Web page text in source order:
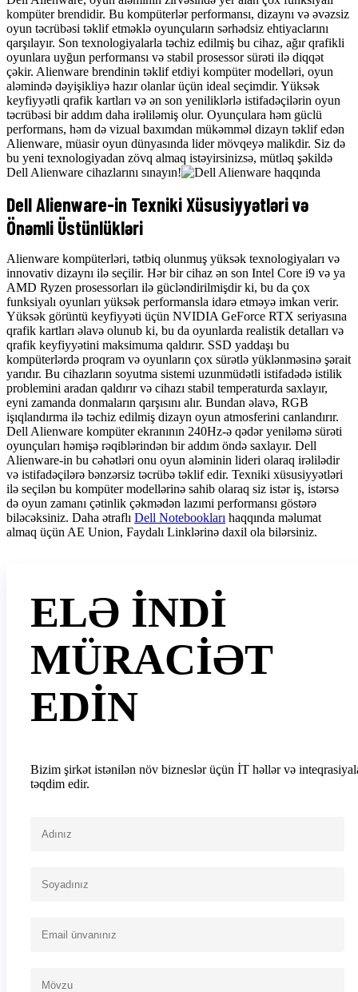
kompüter brendidir. Bu kompüterlər performansı, dizaynı və əvəzsiz
oyun təcrübəsi təklif etməklə oyunçuların sərhədsiz ehtiyaclarını
qarşılayır. Son texnologiyalarla təchiz edilmiş bu cihaz, ağır qrafikli
oyunlara uyğun performansı və stabil prosessor sürəti ilə diqqət
çəkir. Alienware brendinin təklif etdiyi kompüter modelləri, oyun
aləmində dəyişikliyə hazır olanlar üçün ideal seçimdir. Yüksək
keyfiyyətli qrafik kartları və ən son yeniliklərlə istifadəçilərin oyun
təcrübəsi bir addım daha irəliləmiş olur. Oyunçulara həm güclü
performans, həm də vizual baxımdan mükəmməl dizayn təklif edən
Alienware, müasir oyun dünyasında lider mövqeyə malikdir. Siz də
bu yeni texnologiyadan zövq almaq istəyirsinizsə, mütləq şəkildə
Dell Alienware cihazlarını sınayın!
Dell Alienware-in Texniki Xüsusiyyətləri və
Önəmli Üstünlükləri
Alienware kompüterləri, tətbiq olunmuş yüksək texnologiyaları və
innovativ dizaynı ilə seçilir. Hər bir cihaz ən son Intel Core i9 və ya
AMD Ryzen prosessorları ilə gücləndirilmişdir ki, bu da çox
funksiyalı oyunları yüksək performansla idarə etməyə imkan verir.
Yüksək görüntü keyfiyyəti üçün NVIDIA GeForce RTX seriyasına
qrafik kartları əlavə olunub ki, bu da oyunlarda realistik detalları və
qrafik keyfiyyətini maksimuma qaldırır. SSD yaddaşı bu
kompüterlərdə proqram və oyunların çox sürətlə yüklənməsinə şərait
yarıdır. Bu cihazların soyutma sistemi uzunmüdətli istifadədə istilik
problemini aradan qaldırır və cihazı stabil temperaturda saxlayır,
eyni zamanda donmaların qarşısını alır. Bundan əlavə, RGB
işıqlandırma ilə təchiz edilmiş dizayn oyun atmosferini canlandırır.
Dell Alienware kompüter ekranının 240Hz-ə qədər yeniləmə sürəti
oyunçuları həmişə rəqiblərindən bir addım öndə saxlayır. Dell
Alienware-in bu cəhətləri onu oyun aləminin lideri olaraq irəlilədir
və istifadəçilərə bənzərsiz təcrübə təklif edir. Texniki xüsusiyyətləri
ilə seçilən bu kompüter modellərinə sahib olaraq siz istər iş, istərsə
də oyun zamanı çətinlik çəkmədən lazımi performansı göstərə
biləcəksiniz. Daha ətraflı Dell Notebookları haqqında məlumat
almaq üçün AE Union, Faydalı Linklərinə daxil ola bilərsiniz.
ELƏ İNDİ
MÜRACİƏT
EDİN
Bizim şirkət istənilən növ bizneslər üçün İT həllər və
təqdim edir.